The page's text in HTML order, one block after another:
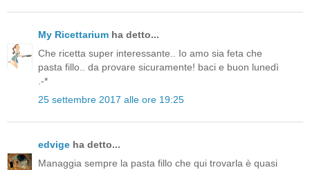
My Ricettarium ha detto...
Che ricetta super interessante.. Io amo sia feta che
pasta fillo.. da provare sicuramente! baci e buon lunedì
.-*
25 settembre 2017 alle ore 19:25
edvige ha detto...
Managgia sempre la pasta fillo che qui trovarla è quasi